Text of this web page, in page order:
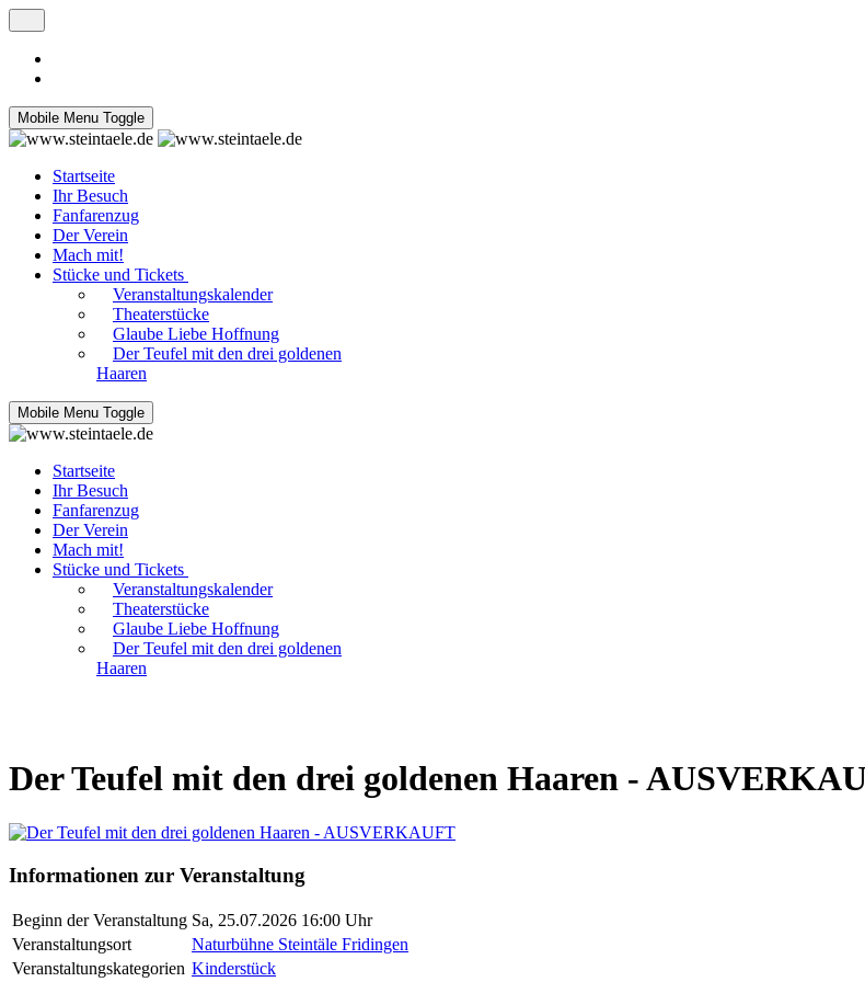
Mobile Menu Toggle
Startseite
Ihr Besuch
Fanfarenzug
Der Verein
Mach mit!
Stücke und Tickets
Veranstaltungskalender
Theaterstücke
Glaube Liebe Hoffnung
Der Teufel mit den drei goldenen
Haaren
Mobile Menu Toggle
Startseite
Ihr Besuch
Fanfarenzug
Der Verein
Mach mit!
Stücke und Tickets
Veranstaltungskalender
Theaterstücke
Glaube Liebe Hoffnung
Der Teufel mit den drei goldenen
Haaren
Der Teufel mit den drei goldenen Haaren -
Informationen zur Veranstaltung
Beginn der Veranstaltung Sa, 25.07.2026 16:00 Uhr
Veranstaltungsort
Naturbühne Steintäle Fridingen
Veranstaltungskategorien Kinderstück